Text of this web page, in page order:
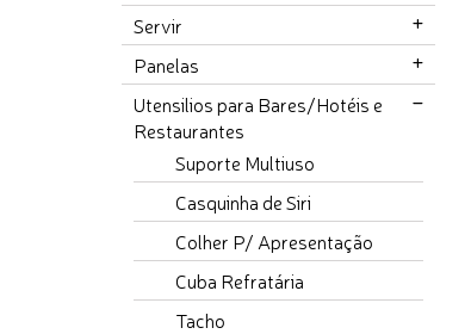
Servir
Panelas
Utensilios para Bares/Hotéis e
Restaurantes
Suporte Multiuso
Casquinha de Siri
Colher P/ Apresentação
Cuba Refratária
Tacho